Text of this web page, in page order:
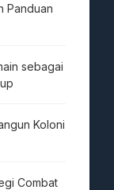
Panduan
sebagai
Koloni
Combat